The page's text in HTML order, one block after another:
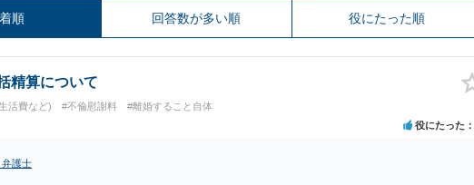
順 回答数が多い順 役にたった順
精算について
活費など) #不倫慰謝料 #離婚すること自体
役にたった
弁護士